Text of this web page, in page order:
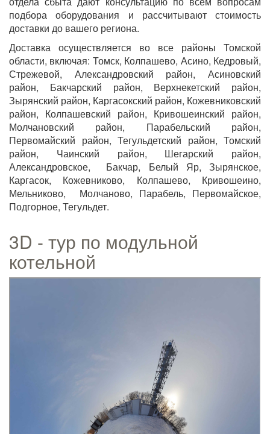
подбора оборудования и рассчитывают стоимость
доставки до вашего региона.
Доставка осуществляется во все районы Томской
области, включая: Томск, Колпашево, Асино, Кедровый,
Стрежевой, Александровский район, Асиновский
район, Бакчарский район, Верхнекетский район,
Зырянский район, Каргасокский район, Кожевниковский
район, Колпашевский район, Кривошеинский район,
Молчановский район, Парабельский район,
Первомайский район, Тегульдетский район, Томский
район, Чаинский район, Шегарский район,
Александровское, Бакчар, Белый Яр, Зырянское,
Каргасок, Кожевниково, Колпашево, Кривошеино,
Мельниково, Молчаново, Парабель, Первомайское,
Подгорное, Тегульдет.
3D - тур по модульной
котельной